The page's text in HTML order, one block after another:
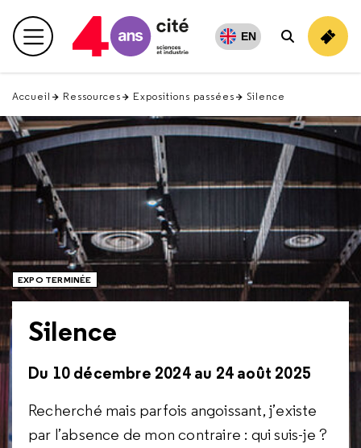
en
haut Menu principal EN Rechercher
Accueil Ressources Expositions passées Silence
EXPO TERMINÉE
Silence
Du 10 décembre 2024 au 24 août 2025
Recherché mais parfois angoissant, j’existe
par l’absence de mon contraire : qui suis-je ?